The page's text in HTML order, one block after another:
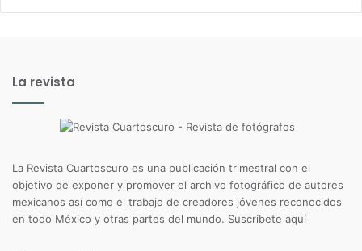
La revista
La Revista Cuartoscuro es una publicación trimestral con el
objetivo de exponer y promover el archivo fotográfico de autores
mexicanos así como el trabajo de creadores jóvenes reconocidos
en todo México y otras partes del mundo. Suscríbete aquí